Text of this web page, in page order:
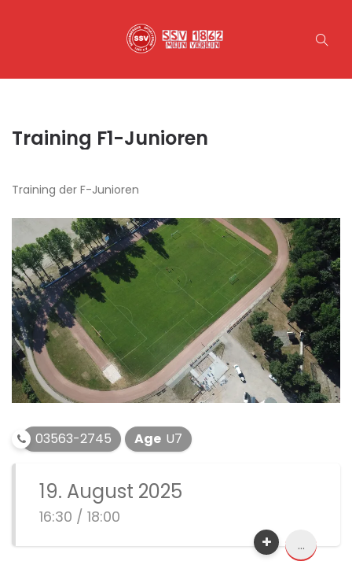
Training F1-Junioren
Training der F-Junioren
03563-2745 Age U7
19. August 2025
16:30 / 18:00
...